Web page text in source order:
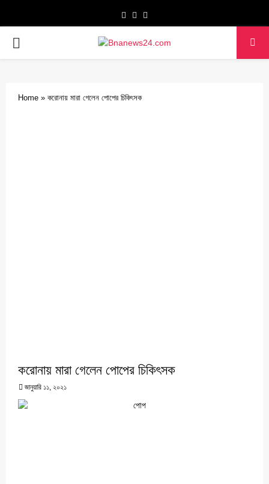
Facebook
Twitter
PRIMARY
Home » করোনায় মারা গেলেন পোপের চিকিৎসক
করোনায় মারা গেলেন পোপের চিকিৎসক
জানুয়ারি ১১, ২০২১